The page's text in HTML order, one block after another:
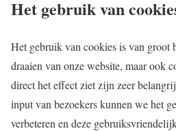
Het gebruik van
Het gebruik van cookies is van groot
draaien van onze website, maar ook
direct het effect ziet zijn zeer
input van bezoekers kunnen we het
verbeteren en deze